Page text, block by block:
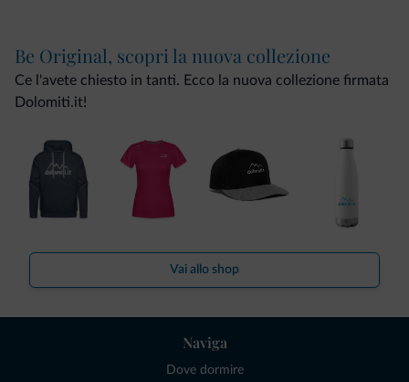
Be Original, scopri la nuova collezione
Ce l'avete chiesto in tanti. Ecco la nuova collezione firmata
Dolomiti.it!
Vai allo shop
Naviga
Dove dormire